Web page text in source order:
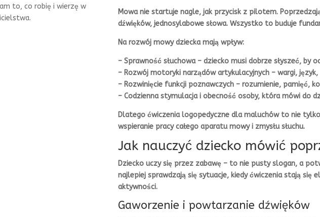
to, co robię i wierzę w
Mowa nie startuje nagle, jak przycisk z pilotem.
dźwięków, jednosylabowe słowa. Wszystko to buduje
Na rozwój mowy dziecka mają wpływ:
– Sprawność słuchowa – dziecko musi dobrze słyszeć, by
– Rozwój motoryki narządów artykulacyjnych – wargi, język,
– Rozwinięcie funkcji poznawczych – rozumienie, pamięć,
– Codzienna stymulacja i obecność osoby, która mówi do
Dlatego ćwiczenia logopedyczne dla maluchów to nie
wspieranie pracy całego aparatu mowy i zmysłu słuchu.
Jak nauczyć dziecko mówić
Dziecko uczy się przez zabawę – to nie pusty slogan, a
najlepiej sprawdzają się sytuacje, kiedy ćwiczenia stają się
aktywności.
Gaworzenie i powtarzanie dźwięków